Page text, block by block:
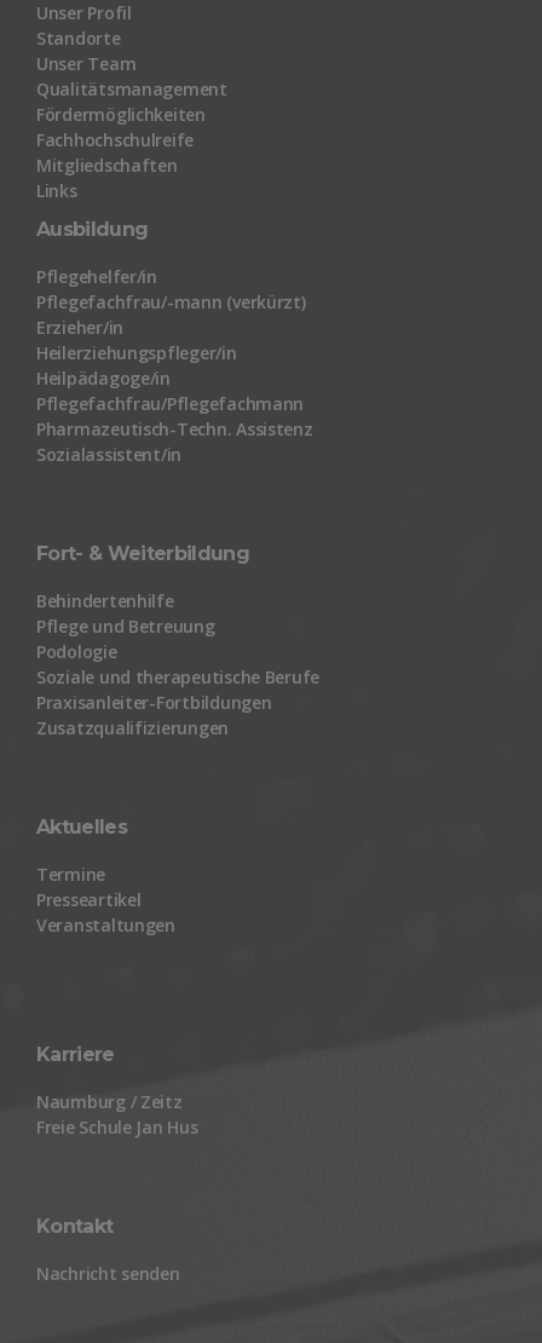
Unser Profil
Standorte
Unser Team
Qualitätsmanagement
Fördermöglichkeiten
Fachhochschulreife
Mitgliedschaften
Links
Ausbildung
Pflegehelfer/in
Pflegefachfrau/-mann (verkürzt)
Erzieher/in
Heilerziehungspfleger/in
Heilpädagoge/in
Pflegefachfrau/Pflegefachmann
Pharmazeutisch-Techn. Assistenz
Sozialassistent/in
Fort- & Weiterbildung
Behindertenhilfe
Pflege und Betreuung
Podologie
Soziale und therapeutische Berufe
Praxisanleiter-Fortbildungen
Zusatzqualifizierungen
Aktuelles
Termine
Presseartikel
Veranstaltungen
Karriere
Naumburg / Zeitz
Freie Schule Jan Hus
Kontakt
Nachricht senden